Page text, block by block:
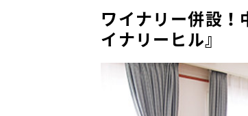
ワイナリー併設！
イナリーヒル』